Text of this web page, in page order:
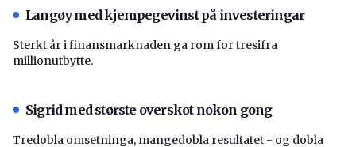
Langøy med kjempegevinst på investeringar
Sterkt år i finansmarknaden ga rom for tresifra
millionutbytte.
Sigrid med største overskot nokon gong
Tredobla omsetninga, mangedobla resultatet - og dobla